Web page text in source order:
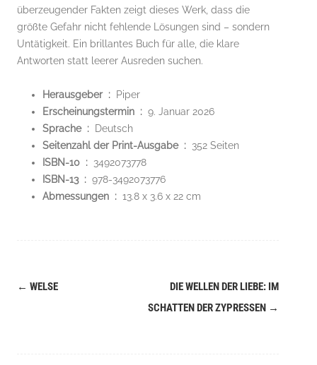
überzeugender Fakten zeigt dieses Werk, dass die
größte Gefahr nicht fehlende Lösungen sind – sondern
Untätigkeit. Ein brillantes Buch für alle, die klare
Antworten statt leerer Ausreden suchen.
Herausgeber ‏ : ‎
Piper
Erscheinungstermin ‏ : ‎ 9. Januar 2026
Sprache ‏ : ‎
Deutsch
Seitenzahl der Print-Ausgabe ‏ : ‎ 352 Seiten
ISBN-10 ‏ : ‎ 3492073778
ISBN-13 ‏ : ‎ 978-3492073776
Abmessungen ‏ : ‎ 13.8 x 3.6 x 22 cm
← WELSE
DIE WELLEN DER LIEBE: IM
SCHATTEN DER ZYPRESSEN →